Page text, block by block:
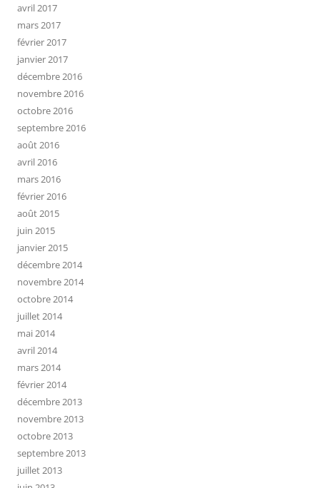
avril 2017
mars 2017
février 2017
janvier 2017
décembre 2016
novembre 2016
octobre 2016
septembre 2016
août 2016
avril 2016
mars 2016
février 2016
août 2015
juin 2015
janvier 2015
décembre 2014
novembre 2014
octobre 2014
juillet 2014
mai 2014
avril 2014
mars 2014
février 2014
décembre 2013
novembre 2013
octobre 2013
septembre 2013
juillet 2013